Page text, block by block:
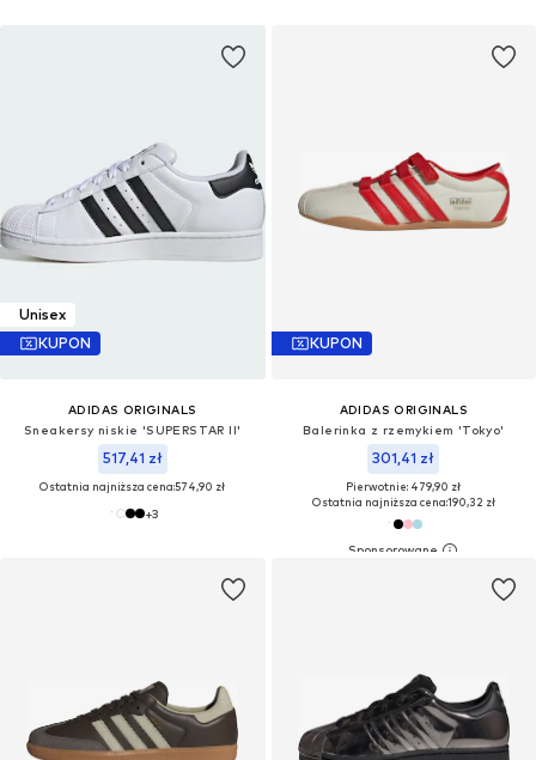
Unisex
KUPON
ADIDAS ORIGINALS
Sneakersy niskie 'SUPERSTAR II'
517,41 zł
Ostatnia najniższa cena:574,90 zł
+3
KUPON
ADIDAS ORIGINALS
Balerinka z rzemykiem 'Tokyo'
301,41 zł
Pierwotnie: 479,90 zł
Ostatnia najniższa cena:190,32 zł